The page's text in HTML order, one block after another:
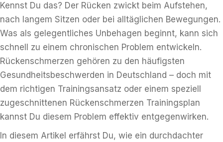
Kennst Du das? Der Rücken zwickt beim Aufstehen,
nach langem Sitzen oder bei alltäglichen Bewegungen.
Was als gelegentliches Unbehagen beginnt, kann sich
schnell zu einem chronischen Problem entwickeln.
Rückenschmerzen gehören zu den häufigsten
Gesundheitsbeschwerden in Deutschland – doch mit
dem richtigen Trainingsansatz oder einem speziell
zugeschnittenen Rückenschmerzen Trainingsplan
kannst Du diesem Problem effektiv entgegenwirken.
In diesem Artikel erfährst Du, wie ein durchdachter